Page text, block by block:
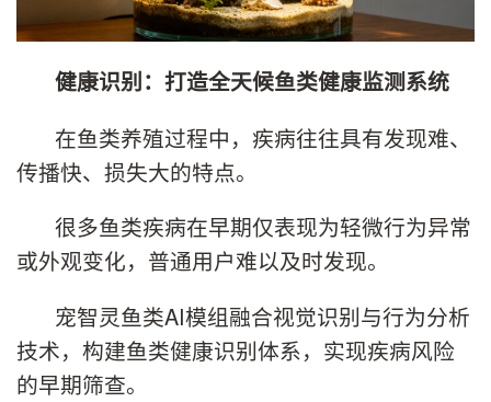
健康识别：打造全天候鱼类健康监测系统
在鱼类养殖过程中，疾病往往具有发现难、
传播快、损失大的特点。
很多鱼类疾病在早期仅表现为轻微行为异常
或外观变化，普通用户难以及时发现。
宠智灵鱼类AI模组融合视觉识别与行为分析
技术，构建鱼类健康识别体系，实现疾病风险
的早期筛查。